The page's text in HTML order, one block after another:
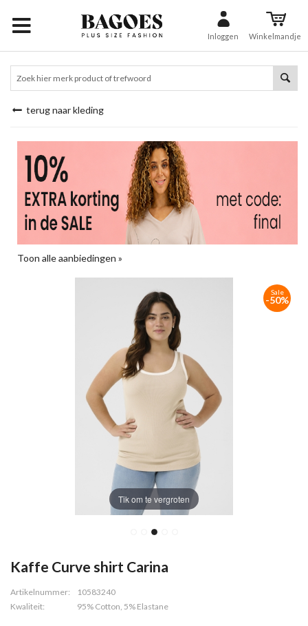
Inloggen Winkelmandje
terug naar kleding
Toon alle aanbiedingen »
Tik om te vergroten
Sale
-50%
Kaffe Curve shirt Carina
Artikelnummer:
10583240
Kwaliteit:
95% Cotton, 5% Elastane